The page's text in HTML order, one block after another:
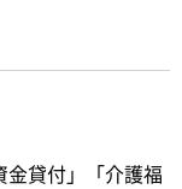
貸付」「介護福